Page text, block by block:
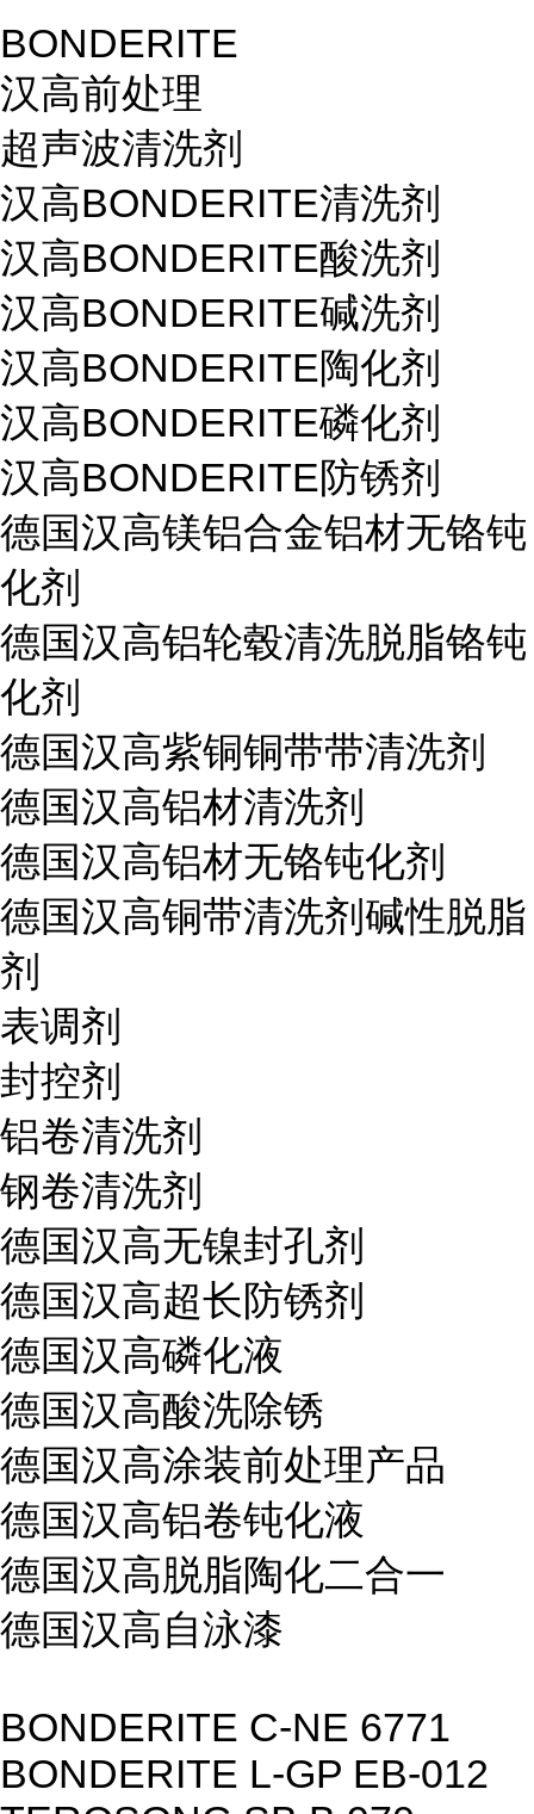
BONDERITE
汉高前处理
超声波清洗剂
汉高BONDERITE清洗剂
汉高BONDERITE酸洗剂
汉高BONDERITE碱洗剂
汉高BONDERITE陶化剂
汉高BONDERITE磷化剂
汉高BONDERITE防锈剂
德国汉高镁铝合金铝材无铬钝
化剂
德国汉高铝轮毂清洗脱脂铬钝
化剂
德国汉高紫铜铜带带清洗剂
德国汉高铝材清洗剂
德国汉高铝材无铬钝化剂
德国汉高铜带清洗剂碱性脱脂
剂
表调剂
封控剂
铝卷清洗剂
钢卷清洗剂
德国汉高无镍封孔剂
德国汉高超长防锈剂
德国汉高磷化液
德国汉高酸洗除锈
德国汉高涂装前处理产品
德国汉高铝卷钝化液
德国汉高脱脂陶化二合一
德国汉高自泳漆
BONDERITE C-NE 6771
BONDERITE L-GP EB-012